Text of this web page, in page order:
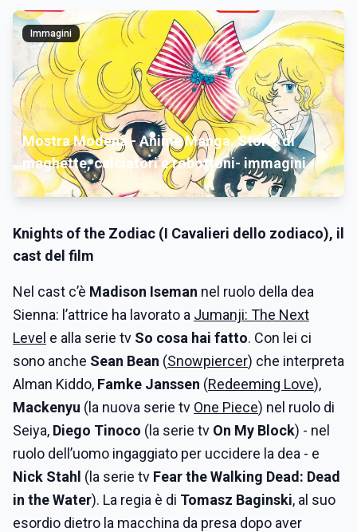
Immagini
Mostra Modena - Anime Manga. Storie di
maghette, calciatori e robottoni- immagini
Knights of the Zodiac (I Cavalieri dello zodiaco), il
cast del film
Nel cast c’è Madison Iseman nel ruolo della dea
Sienna: l’attrice ha lavorato a Jumanji: The Next
Level e alla serie tv So cosa hai fatto. Con lei ci
sono anche Sean Bean (Snowpiercer) che interpreta
Alman Kiddo, Famke Janssen (Redeeming Love),
Mackenyu (la nuova serie tv One Piece) nel ruolo di
Seiya, Diego Tinoco (la serie tv On My Block) - nel
ruolo dell’uomo ingaggiato per uccidere la dea - e
Nick Stahl (la serie tv Fear the Walking Dead: Dead
in the Water). La regia è di Tomasz Baginski, al suo
esordio dietro la macchina da presa dopo aver